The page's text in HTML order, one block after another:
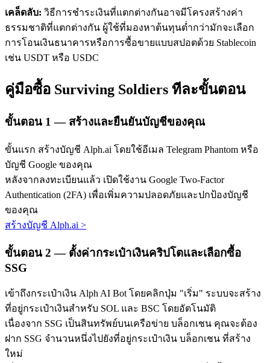
เรียนรู้เกี่ยวกับการสร้างรายได้แบบพาสซีฟ
Bitrue
พันธมิตร Bitrue
พันธมิตร Bitrue
มากถึง 65% คอมมิชชั่น!
เคล็ดลับ: วิธีการชำระเงินที่แตกต่างกันอาจมีโครงสร้างค่า
ธรรมชาติที่แตกต่างกัน ผู้ใช้ที่มองหาต้นทุนต่ำกว่ามักจะเลือก
การโอนเงินธนาคารหรือการซื้อขายแบบสปอตด้วย Stablecoin
เช่น USDT หรือ USDC
คู่มือซื้อ Surviving Soldiers ทีละขั้นตอน
ขั้นตอน 1 — สร้างและยืนยันบัญชีของคุณ
ขั้นแรก สร้างบัญชี Alph.ai โดยใช้อีเมล Telegram Phantom หรือ
บัญชี Google ของคุณ
หลังจากลงทะเบียนแล้ว เปิดใช้งาน Google Two-Factor
Authentication (2FA) เพื่อเพิ่มความปลอดภัยและปกป้องบัญชี
ของคุณ
สร้างบัญชี Alph.ai >
ขั้นตอน 2 — ตั้งค่ากระเป๋าเงินคริปโตและเลือกซื้อ
SSG
เข้าถึงกระเป๋าเงิน Alph AI Bot โดยคลิกปุ่ม "เริ่ม" ระบบจะสร้าง
ที่อยู่กระเป๋าเงินสำหรับ SOL และ BSC โดยอัตโนมัติ
เนื่องจาก SSG เป็นสินทรัพย์บนเครือข่าย บล็อกเชน คุณจะต้อง
ฝาก SSG จำนวนหนึ่งไปยังที่อยู่กระเป๋าเงิน บล็อกเชน ที่สร้าง
ใหม่